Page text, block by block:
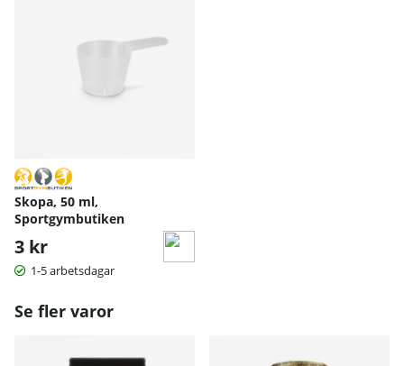
Skopa, 50 ml,
Sportgymbutiken
3 kr
1-5 arbetsdagar
Se fler varor